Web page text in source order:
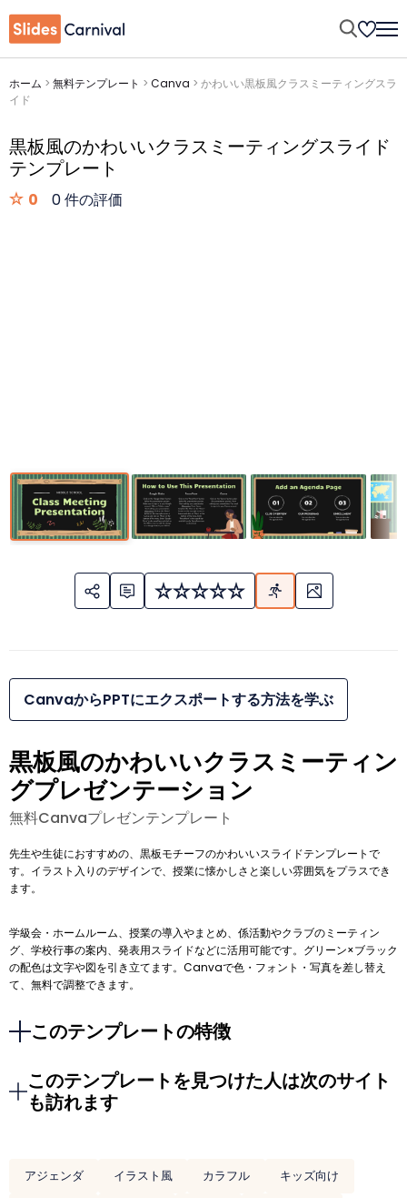
ホーム > 無料テンプレート > Canva > かわいい黒板風クラスミーティングスラ
イド
黒板風のかわいいクラスミーティングスライド
テンプレート
0 0 件の評価
CanvaからPPTにエクスポートする方法を学ぶ
黒板風のかわいいクラスミーティン
グプレゼンテーション
無料Canvaプレゼンテンプレート
先生や生徒におすすめの、黒板モチーフのかわいいスライドテンプレートで
す。イラスト入りのデザインで、授業に懐かしさと楽しい雰囲気をプラスでき
ます。
学級会・ホームルーム、授業の導入やまとめ、係活動やクラブのミーティン
グ、学校行事の案内、発表用スライドなどに活用可能です。グリーン×ブラック
の配色は文字や図を引き立てます。Canvaで色・フォント・写真を差し替え
て、無料で調整できます。
このテンプレートの特徴
このテンプレートを見つけた人は次のサイト
も訪れます
アジェンダ イラスト風 カラフル
キッズ向け